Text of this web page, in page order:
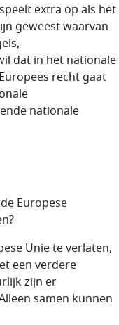
extra op als het
geweest waarvan
dat in het nationale
recht gaat
nationale
Europese
Unie te verlaten,
een verdere
zijn er
samen kunnen